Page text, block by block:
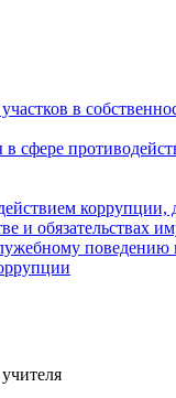
в
сфере
коррупции,
и обязательствах
поведению